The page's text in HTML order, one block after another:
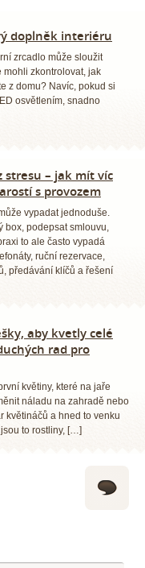
doplněk interiéru
zrcadlo může sloužit
mohli zkontrolovat, jak
z domu? Navíc, pokud si
osvětlením, snadno
stresu – jak mít víc
s provozem
vypadat jednoduše.
box, podepsat smlouvu,
to ale často vypadá
ruční rezervace,
předávání klíčů a řešení
aby kvetly celé
rad pro
květiny, které na jaře
náladu na zahradě nebo
květináčů a hned to venku
to rostliny, […]